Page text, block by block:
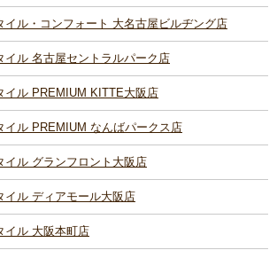
イル・コンフォート 大名古屋ビルヂング店
イル 名古屋セントラルパーク店
イル PREMIUM KITTE大阪店
イル PREMIUM なんばパークス店
イル グランフロント大阪店
イル ディアモール大阪店
イル 大阪本町店